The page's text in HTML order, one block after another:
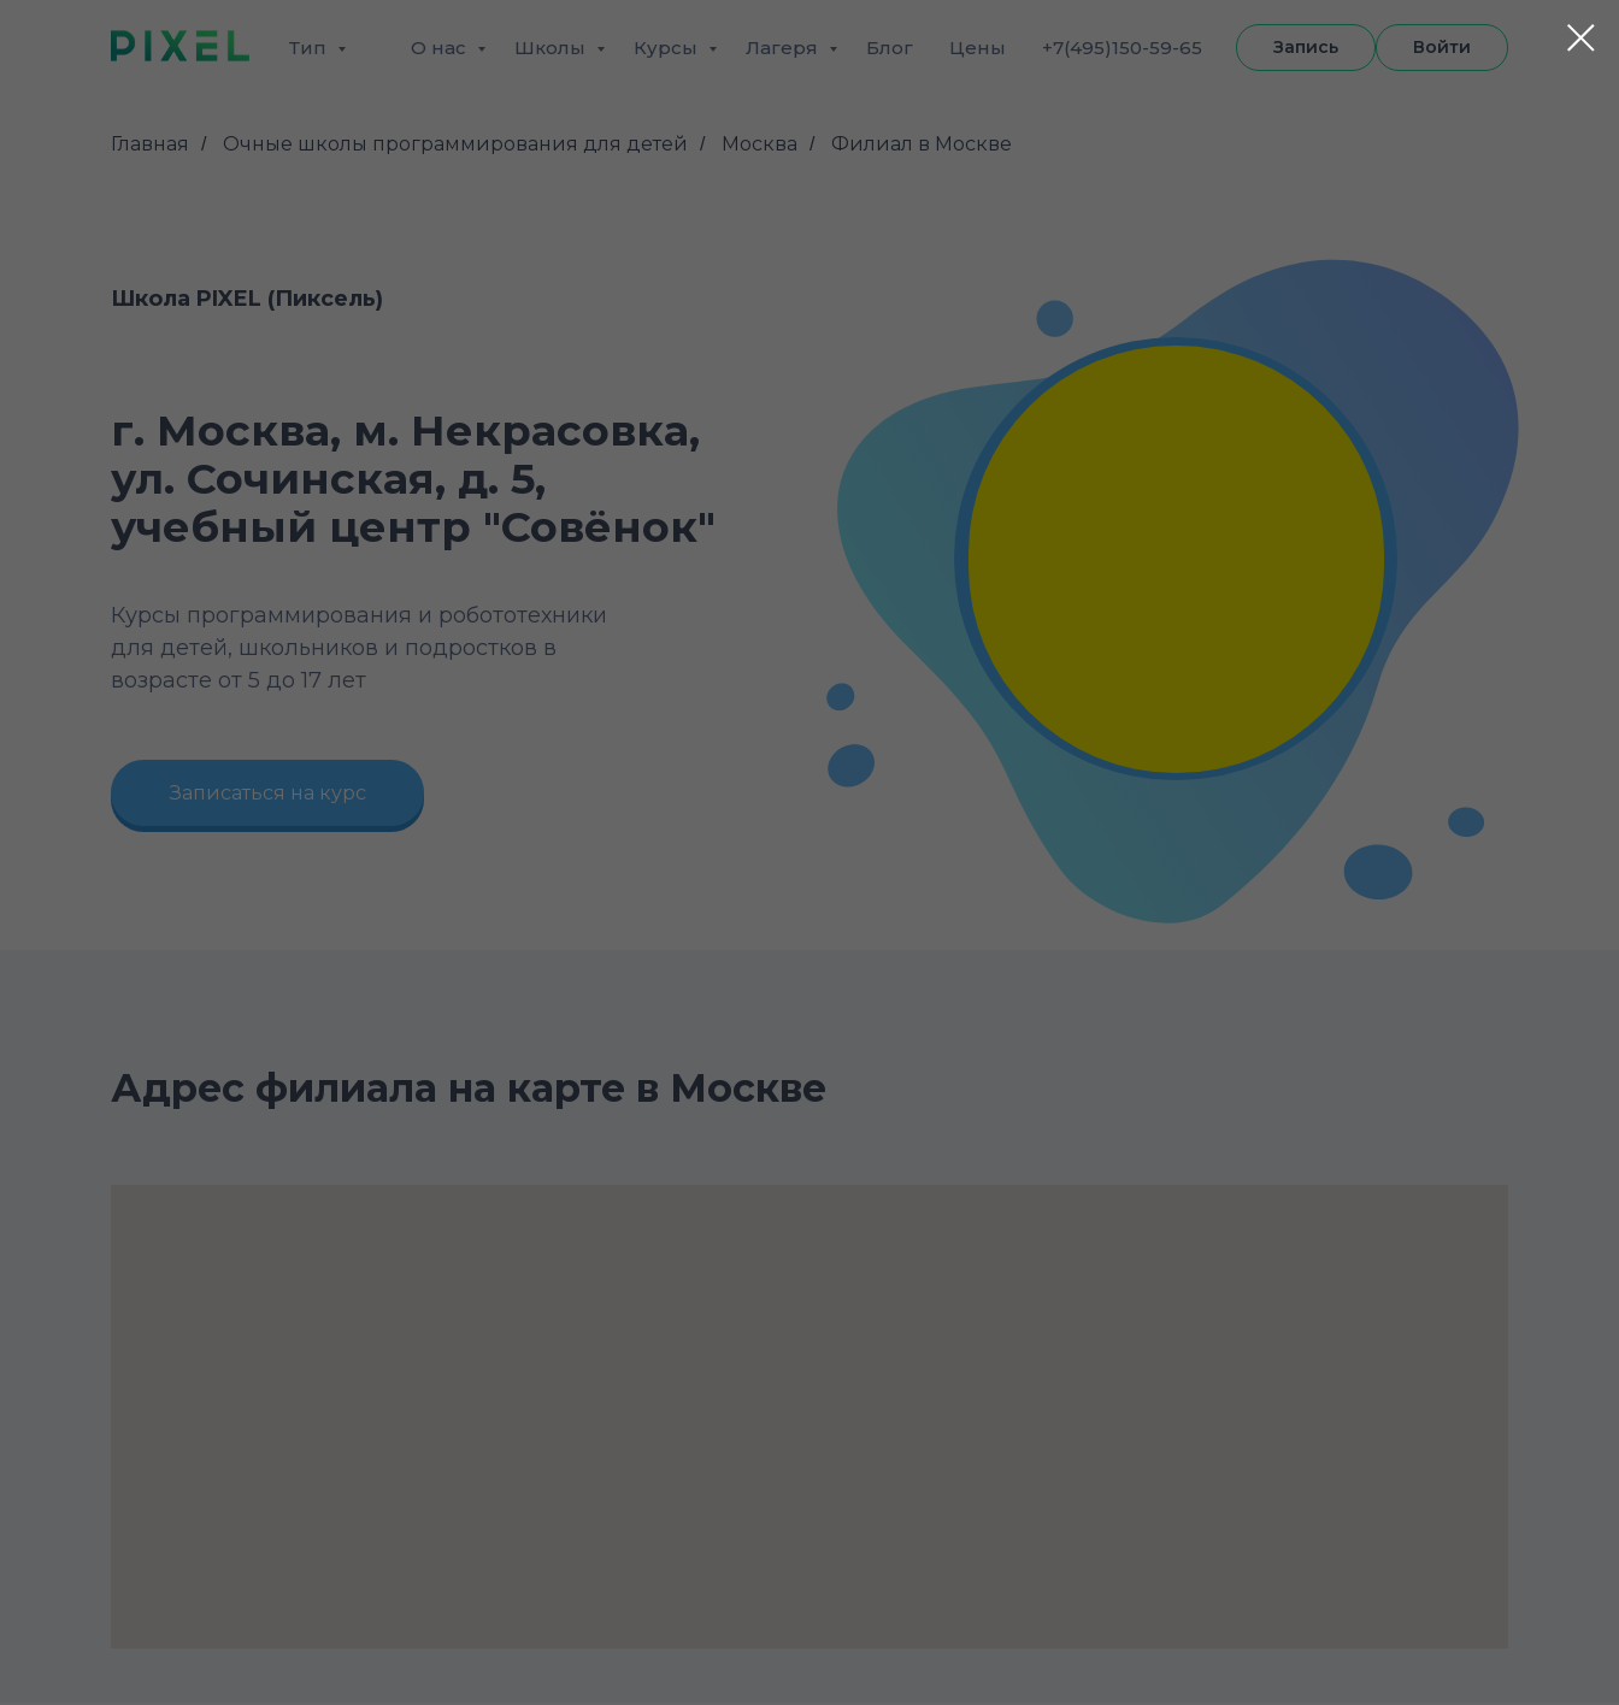
Тип О нас Школы Курсы Лагеря Блог Цены +7(495)150-59-65 Запись Войти
Главная / Очные школы программирования для детей / Москва / Филиал в Москве
г. Москва, м. Некрасовка,
ул. Сочинская, д. 5,
учебный центр "Совёнок"
Школа PIXEL (Пиксель)
Курсы программирования и робототехники
для детей, школьников и подростков в
возрасте от 5 до 17 лет
Записаться на курс
Адрес филиала на карте в Москве